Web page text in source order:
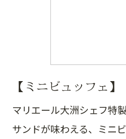
【ミニビュッフェ】
マリエール大洲シェフ特
サンドが味わえる、ミニ